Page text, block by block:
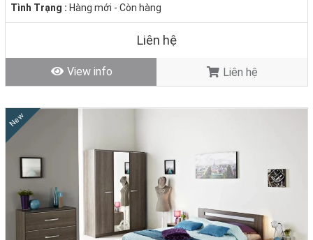
Tình Trạng : Hàng mới - Còn hàng
Liên hệ
View info Liên hệ
New